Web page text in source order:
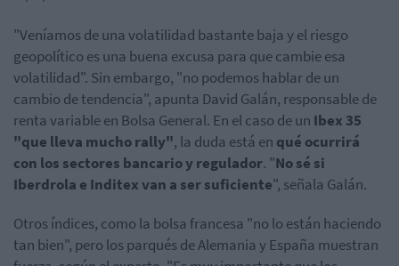
"Veníamos de una volatilidad bastante baja y el riesgo
geopolítico es una buena excusa para que cambie esa
volatilidad". Sin embargo, "no podemos hablar de un
cambio de tendencia", apunta David Galán, responsable de
renta variable en Bolsa General. En el caso de un Ibex 35
"que lleva mucho rally", la duda está en qué ocurrirá
con los sectores bancario y regulador. "No sé si
Iberdrola e Inditex van a ser suficiente", señala Galán.
Otros índices, como la bolsa francesa "no lo están haciendo
tan bien", pero los parqués de Alemania y España muestran